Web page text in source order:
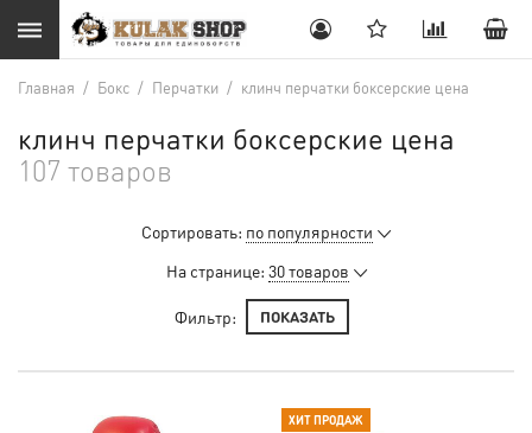
Главная / Бокс / Перчатки / клинч перчатки боксерские цена
клинч перчатки боксерские цена
107 товаров
Сортировать: по популярности
На странице: 30 товаров
Фильтр: ПОКАЗАТЬ
ХИТ ПРОДАЖ